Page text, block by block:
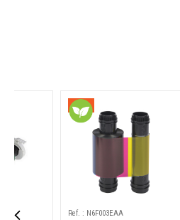
- 15%
Ref. : N6F003EAA